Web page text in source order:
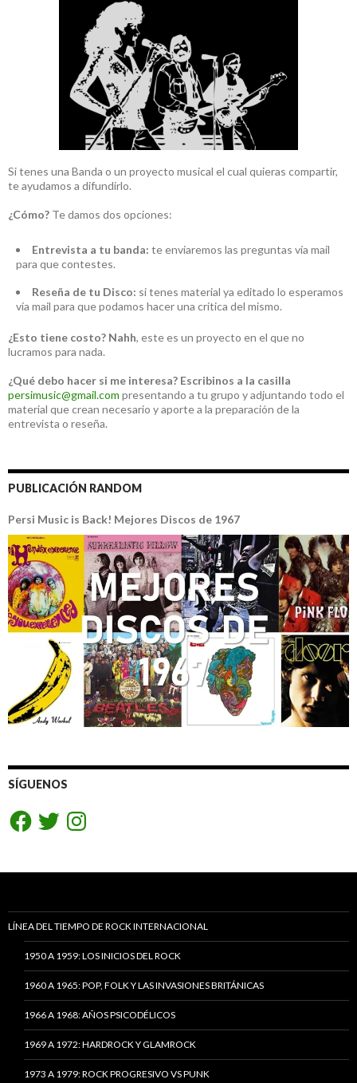
Si tenes una Banda o un proyecto musical el cual quieras compartir,
te ayudamos a difundirlo.
¿Cómo? Te damos dos opciones:
Entrevista a tu banda: te enviaremos las preguntas vía mail
para que contestes.
Reseña de tu Disco: si tenes material ya editado lo esperamos
vía mail para que podamos hacer una crítica del mismo.
¿Esto tiene costo? Nahh, este es un proyecto en el que no
lucramos para nada.
¿Qué debo hacer si me interesa? Escribinos a la casilla
persimusic@gmail.com presentando a tu grupo y adjuntando todo el
material que crean necesario y aporte a la preparación de la
entrevista o reseña.
PUBLICACIÓN RANDOM
Persi Music is Back! Mejores Discos de 1967
SÍGUENOS
FacebookTwitterInstagram
LÍNEA DEL TIEMPO DE ROCK INTERNACIONAL
1950 A 1959: LOS INICIOS DEL ROCK
1960 A 1965: POP, FOLK Y LAS INVASIONES BRITÁNICAS
1966 A 1968: AÑOS PSICODÉLICOS
1969 A 1972: HARDROCK Y GLAMROCK
1973 A 1979: ROCK PROGRESIVO VS PUNK